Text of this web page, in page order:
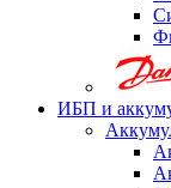
ИБП и